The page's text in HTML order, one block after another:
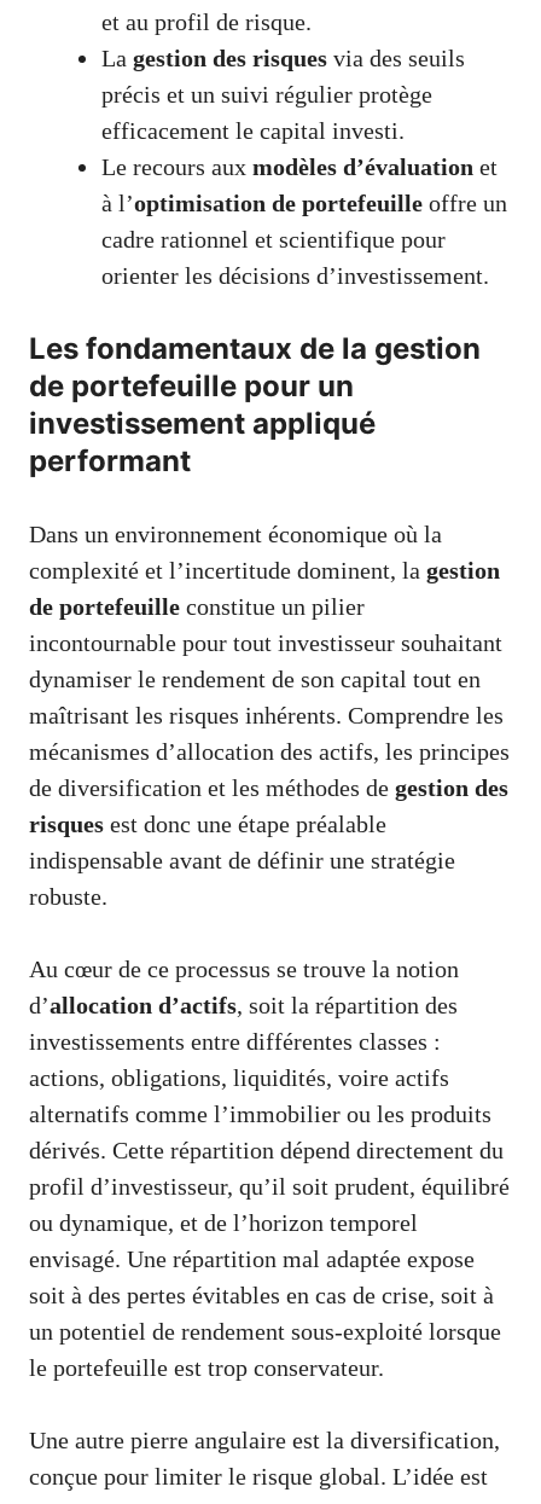
et au profil de risque.
La gestion des risques via des seuils
précis et un suivi régulier protège
efficacement le capital investi.
Le recours aux modèles d’évaluation et
à l’optimisation de portefeuille offre un
cadre rationnel et scientifique pour
orienter les décisions d’investissement.
Les fondamentaux de la gestion
de portefeuille pour un
investissement appliqué
performant
Dans un environnement économique où la
complexité et l’incertitude dominent, la gestion
de portefeuille constitue un pilier
incontournable pour tout investisseur souhaitant
dynamiser le rendement de son capital tout en
maîtrisant les risques inhérents. Comprendre les
mécanismes d’allocation des actifs, les principes
de diversification et les méthodes de gestion des
risques est donc une étape préalable
indispensable avant de définir une stratégie
robuste.
Au cœur de ce processus se trouve la notion
d’allocation d’actifs, soit la répartition des
investissements entre différentes classes :
actions, obligations, liquidités, voire actifs
alternatifs comme l’immobilier ou les produits
dérivés. Cette répartition dépend directement du
profil d’investisseur, qu’il soit prudent, équilibré
ou dynamique, et de l’horizon temporel
envisagé. Une répartition mal adaptée expose
soit à des pertes évitables en cas de crise, soit à
un potentiel de rendement sous-exploité lorsque
le portefeuille est trop conservateur.
Une autre pierre angulaire est la diversification,
conçue pour limiter le risque global. L’idée est